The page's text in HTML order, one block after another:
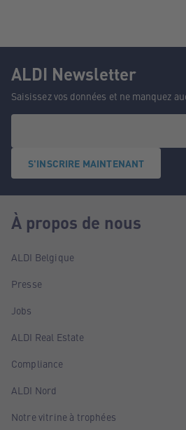
ALDI Newsletter
Saisissez vos données et ne manquez
S'INSCRIRE MAINTENANT
À propos de nous
ALDI Belgique
Presse
Jobs
ALDI Real Estate
Compliance
ALDI Nord
Notre vitrine à trophées